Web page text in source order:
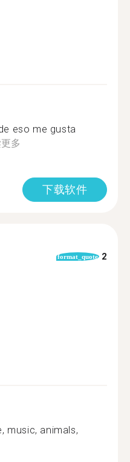
eso me gusta
多
下载软件
format_quote 2
music, animals,